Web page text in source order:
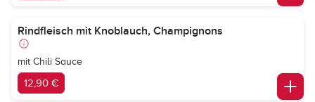
Rindfleisch mit Knoblauch, Champignons
mit Chili Sauce
12,90 €